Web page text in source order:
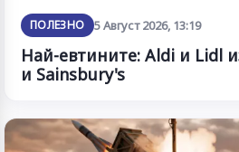
ПОЛЕЗНО 5 Август 2026, 13:19
Най-евтините: Aldi и Lidl
и Sainsbury's